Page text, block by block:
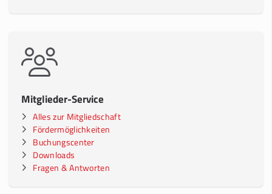
Mitglieder-Service
Alles zur Mitgliedschaft
Fördermöglichkeiten
Buchungscenter
Downloads
Fragen & Antworten